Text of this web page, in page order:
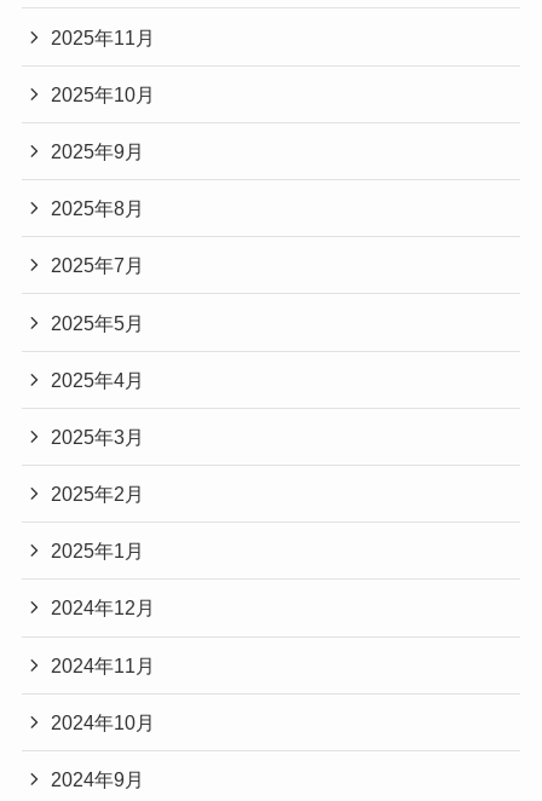
2025年11月
2025年10月
2025年9月
2025年8月
2025年7月
2025年5月
2025年4月
2025年3月
2025年2月
2025年1月
2024年12月
2024年11月
2024年10月
2024年9月